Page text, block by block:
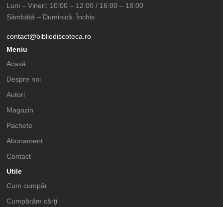
Luni – Vineri: 10:00 – 12:00 / 16:00 – 18:00
Sâmbătă – Duminică: Închis
contact@bibliodiscoteca.ro
Meniu
Acasă
Despre noi
Autori
Magazin
Pachete
Abonament
Contact
Utile
Cum cumpăr
Cumpărăm cărţi